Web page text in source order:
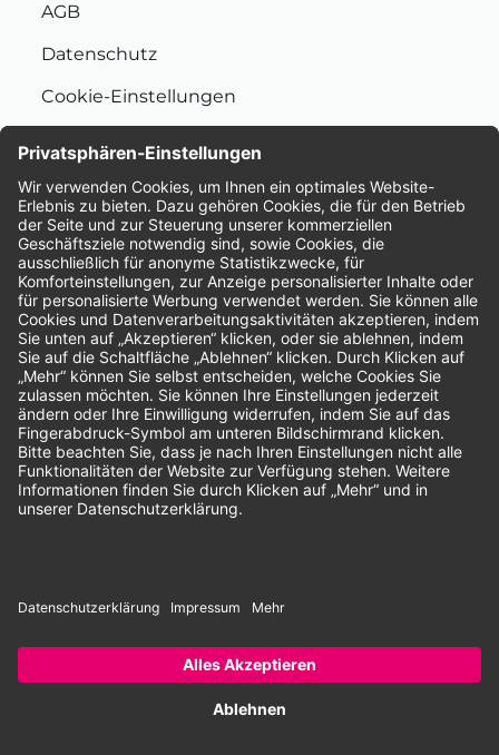
AGB
Datenschutz
Cookie-Einstellungen
Bewertungen
Unsere Zahlungsarten:
Rechnung SEPA-Lastschrift Vorkasse